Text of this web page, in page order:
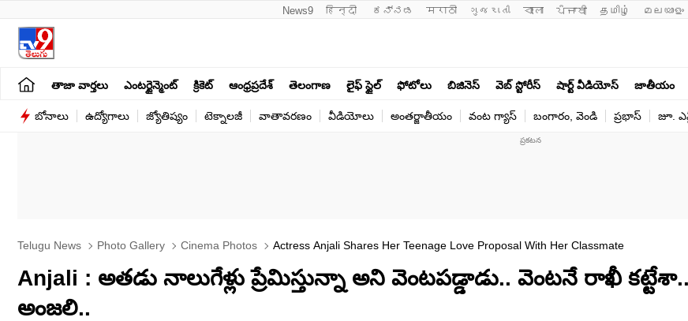
News9 हिन्दी ಕನ್ನಡ मराठी ગુજરાતી বাংলা ਪੰਜਾਬੀ தமிழ் മലയാളം
తాజా వార్తలు ఎంటర్టైన్మెంట్ క్రికెట్ ఆంధ్రప్రదేశ్ తెలంగాణ లైఫ్ స్టైల్ ఫోటోలు బిజినెస్ వెబ్ స్టోరీస్ షార్ట్ వీడియోస్ జాతీయం
బోనాలు ఉద్యోగాలు జ్యోతిష్యం టెక్నాలజీ వాతావరణం వీడియోలు అంతర్జాతీయం వంట గ్యాస్ బంగారం, వెండి ప్రభాస్ జూ.
Telugu News Photo Gallery Cinema Photos Actress Anjali Shares Her Teenage Love Proposal With Her Classmate
Anjali : అతడు నాలుగేళ్లు ప్రేమిస్తున్నా అని వెంటపడ్డాడు.. వెంటనే రాఖీ
అంజలి..